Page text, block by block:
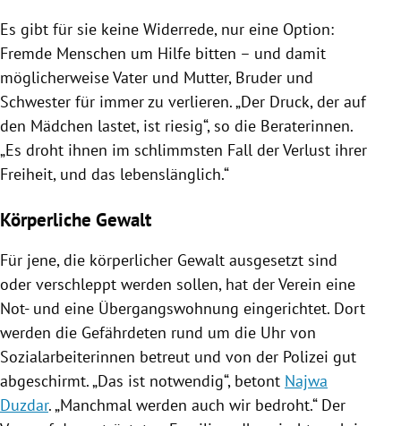
Es gibt für sie keine Widerrede, nur eine Option:
Fremde Menschen um Hilfe bitten – und damit
möglicherweise Vater und Mutter, Bruder und
Schwester für immer zu verlieren. „Der Druck, der auf
den Mädchen lastet, ist riesig“, so die Beraterinnen.
„Es droht ihnen im schlimmsten Fall der Verlust ihrer
Freiheit, und das lebenslänglich.“
Körperliche Gewalt
Für jene, die körperlicher Gewalt ausgesetzt sind
oder verschleppt werden sollen, hat der Verein eine
Not- und eine Übergangswohnung eingerichtet. Dort
werden die Gefährdeten rund um die Uhr von
Sozialarbeiterinnen betreut und von der Polizei gut
abgeschirmt. „Das ist notwendig“, betont Najwa
Duzdar. „Manchmal werden auch wir bedroht.“ Der